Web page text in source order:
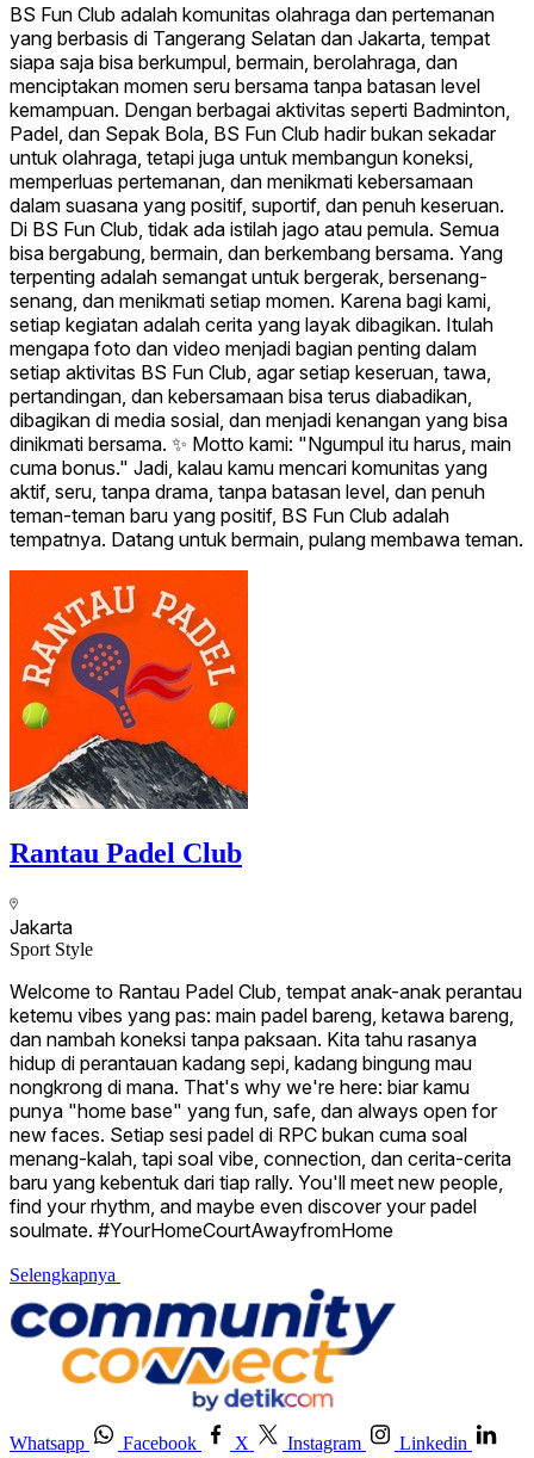
BS Fun Club adalah komunitas olahraga dan pertemanan
yang berbasis di Tangerang Selatan dan Jakarta, tempat
siapa saja bisa berkumpul, bermain, berolahraga, dan
menciptakan momen seru bersama tanpa batasan level
kemampuan. Dengan berbagai aktivitas seperti Badminton,
Padel, dan Sepak Bola, BS Fun Club hadir bukan sekadar
untuk olahraga, tetapi juga untuk membangun koneksi,
memperluas pertemanan, dan menikmati kebersamaan
dalam suasana yang positif, suportif, dan penuh keseruan.
Di BS Fun Club, tidak ada istilah jago atau pemula. Semua
bisa bergabung, bermain, dan berkembang bersama. Yang
terpenting adalah semangat untuk bergerak, bersenang-
senang, dan menikmati setiap momen. Karena bagi kami,
setiap kegiatan adalah cerita yang layak dibagikan. Itulah
mengapa foto dan video menjadi bagian penting dalam
setiap aktivitas BS Fun Club, agar setiap keseruan, tawa,
pertandingan, dan kebersamaan bisa terus diabadikan,
dibagikan di media sosial, dan menjadi kenangan yang bisa
dinikmati bersama. ✨ Motto kami: "Ngumpul itu harus, main
cuma bonus." Jadi, kalau kamu mencari komunitas yang
aktif, seru, tanpa drama, tanpa batasan level, dan penuh
teman-teman baru yang positif, BS Fun Club adalah
tempatnya. Datang untuk bermain, pulang membawa teman.
Rantau Padel Club
Jakarta
Sport Style
Welcome to Rantau Padel Club, tempat anak-anak perantau
ketemu vibes yang pas: main padel bareng, ketawa bareng,
dan nambah koneksi tanpa paksaan. Kita tahu rasanya
hidup di perantauan kadang sepi, kadang bingung mau
nongkrong di mana. That's why we're here: biar kamu
punya "home base" yang fun, safe, dan always open for
new faces. Setiap sesi padel di RPC bukan cuma soal
menang-kalah, tapi soal vibe, connection, dan cerita-cerita
baru yang kebentuk dari tiap rally. You'll meet new people,
find your rhythm, and maybe even discover your padel
soulmate. #YourHomeCourtAwayfromHome
Selengkapnya
Whatsapp Facebook X Instagram Linkedin